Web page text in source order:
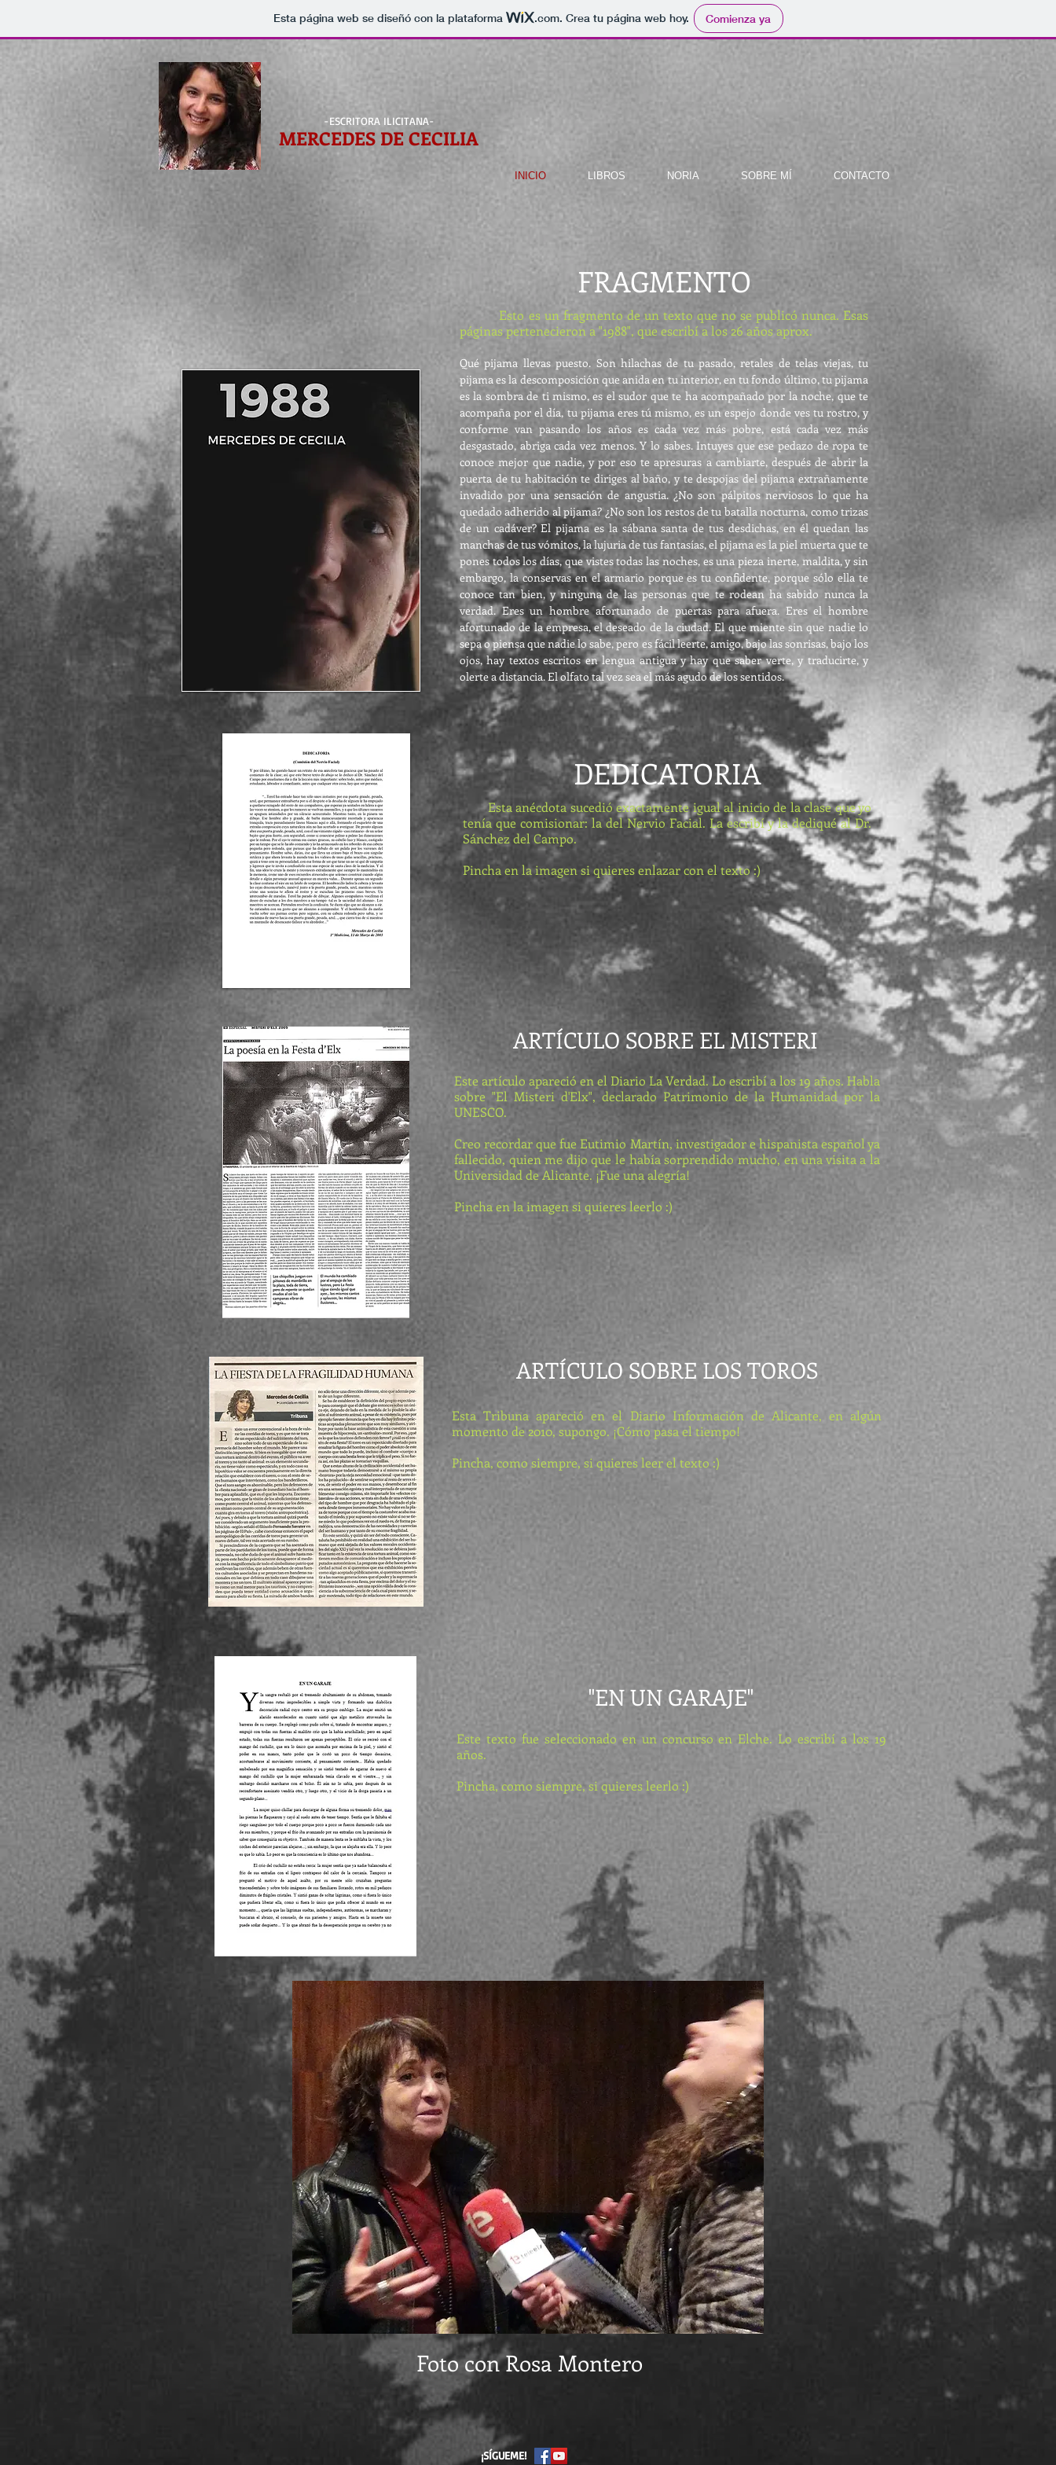
Esta página web se diseñó con la plataforma .com. Crea tu página web hoy. Comienza ya
-ESCRITORA ILICITANA-
MERCEDES DE CECILIA
INICIO LIBROS NORIA SOBRE MÍ CONTACTO
FRAGMENTO
Esto es un fragmento de un texto que no se publicó nunca. Esas
páginas pertenecieron a "1988", que escribí a los 26 años aprox.
Qué pijama llevas puesto. Son hilachas de tu pasado, retales de telas viejas, tu
pijama es la descomposición que anida en tu interior, en tu fondo último, tu pijama
es la sombra de ti mismo, es el sudor que te ha acompañado por la noche, que te
acompaña por el día, tu pijama eres tú mismo, es un espejo donde ves tu rostro, y
conforme van pasando los años es cada vez más pobre, está cada vez más
desgastado, abriga cada vez menos. Y lo sabes. Intuyes que ese pedazo de ropa te
conoce mejor que nadie, y por eso te apresuras a cambiarte, después de abrir la
puerta de tu habitación te diriges al baño, y te despojas del pijama extrañamente
invadido por una sensación de angustia. ¿No son pálpitos nerviosos lo que ha
quedado adherido al pijama? ¿No son los restos de tu batalla nocturna, como trizas
de un cadáver? El pijama es la sábana santa de tus desdichas, en él quedan las
manchas de tus vómitos, la lujuria de tus fantasías, el pijama es la piel muerta que te
pones todos los días, que vistes todas las noches, es una pieza inerte, maldita, y sin
embargo, la conservas en el armario porque es tu confidente, porque sólo ella te
conoce tan bien, y ninguna de las personas que te rodean ha sabido nunca la
verdad. Eres un hombre afortunado de puertas para afuera. Eres el hombre
afortunado de la empresa, el deseado de la ciudad. El que miente sin que nadie lo
sepa o piensa que nadie lo sabe, pero es fácil leerte, amigo, bajo las sonrisas, bajo los
ojos, hay textos escritos en lengua antigua y hay que saber verte, y traducirte, y
olerte a distancia. El olfato tal vez sea el más agudo de los sentidos.
DEDICATORIA
Esta anécdota sucedió exactamente igual al inicio de la clase que yo
tenía que comisionar: la del Nervio Facial. La escribí y la dediqué al Dr.
Sánchez del Campo.
Pincha en la imagen si quieres enlazar con el texto :)
ARTÍCULO SOBRE EL MISTERI
Este artículo apareció en el Diario La Verdad. Lo escribí a los 19 años. Habla
sobre "El Misteri d'Elx", declarado Patrimonio de la Humanidad por la
UNESCO.
Creo recordar que fue Eutimio Martín, investigador e hispanista español ya
fallecido, quien me dijo que le había sorprendido mucho, en una visita a la
Universidad de Alicante. ¡Fue una alegría!
Pincha en la imagen si quieres leerlo :)
ARTÍCULO SOBRE LOS TOROS
Esta Tribuna apareció en el Diario Información de Alicante, en algún
momento de 2010, supongo. ¡Cómo pasa el tiempo!
Pincha, como siempre, si quieres leer el texto :)
"EN UN GARAJE"
Este texto fue seleccionado en un concurso en Elche. Lo escribí a los 19
años.
Pincha, como siempre, si quieres leerlo :)
Foto con Rosa Montero
¡SÍGUEME!